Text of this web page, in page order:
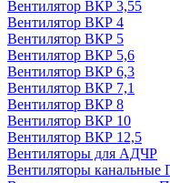
Вентилятор ВКР 3,55
Вентилятор ВКР 4
Вентилятор ВКР 5
Вентилятор ВКР 5,6
Вентилятор ВКР 6,3
Вентилятор ВКР 7,1
Вентилятор ВКР 8
Вентилятор ВКР 10
Вентилятор ВКР 12,5
Вентиляторы для АДЧР
Вентиляторы